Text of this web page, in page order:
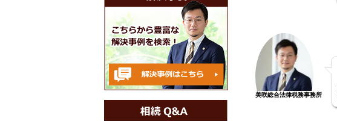
美咲総合法律税務事務所